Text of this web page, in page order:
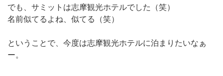
でも、サミットは志摩観光ホテルでした（笑）
名前似てるよね、似てる（笑）
ということで、今度は志摩観光ホテルに泊まりたいなぁ
ー。